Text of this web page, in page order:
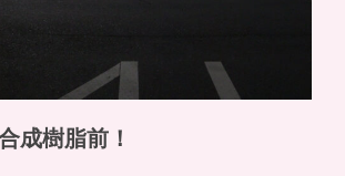
成樹脂前！